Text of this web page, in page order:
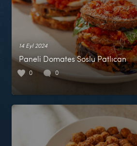
14 Eyl 2024
Paneli Domates Soslu Patlıcan
0 0